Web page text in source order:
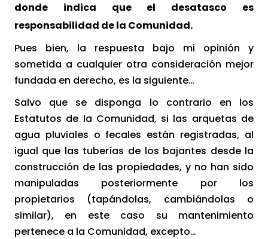
donde indica que el desatasco es
responsabilidad de la Comunidad.
Pues bien, la respuesta bajo mi opinión y
sometida a cualquier otra consideración mejor
fundada en derecho, es la siguiente…
Salvo que se disponga lo contrario en los
Estatutos de la Comunidad, si las arquetas de
agua pluviales o fecales están registradas, al
igual que las tuberías de los bajantes desde la
construcción de las propiedades, y no han sido
manipuladas posteriormente por los
propietarios (tapándolas, cambiándolas o
similar), en este caso su mantenimiento
pertenece a la Comunidad, excepto…